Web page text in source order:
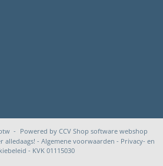
- Powered by CCV Shop software webshop
alledaags! - Algemene voorwaarden - Privacy- en
- KVK 01115030